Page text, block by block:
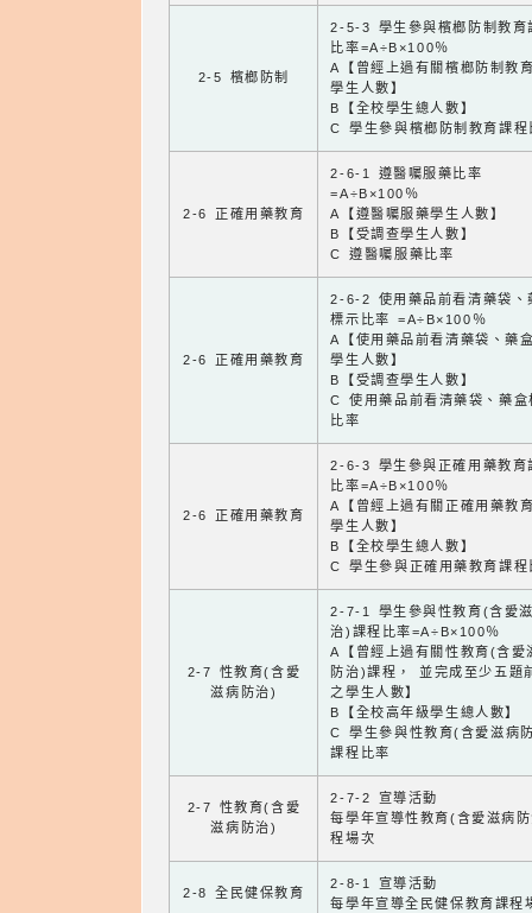
2-5 檳榔防制
2-5-3 學生參與檳榔防制教育
比率=A÷B×100％
A【曾經上過有關檳榔防制教
學生人數】
B【全校學生總人數】
C 學生參與檳榔防制教育課程
2-6 正確用藥教育
2-6-1 遵醫囑服藥比率
=A÷B×100％
A【遵醫囑服藥學生人數】
B【受調查學生人數】
C 遵醫囑服藥比率
2-6 正確用藥教育
2-6-2 使用藥品前看清藥袋、
標示比率 =A÷B×100％
A【使用藥品前看清藥袋、藥
學生人數】
B【受調查學生人數】
C 使用藥品前看清藥袋、藥盒
比率
2-6 正確用藥教育
2-6-3 學生參與正確用藥教育
比率=A÷B×100％
A【曾經上過有關正確用藥教
學生人數】
B【全校學生總人數】
C 學生參與正確用藥教育課程
2-7 性教育(含愛
滋病防治)
2-7-1 學生參與性教育(含愛
治)課程比率=A÷B×100％
A【曾經上過有關性教育(含愛
防治)課程， 並完成至少五題
之學生人數】
B【全校高年級學生總人數】
C 學生參與性教育(含愛滋病
課程比率
2-7 性教育(含愛
滋病防治)
2-7-2 宣導活動
每學年宣導性教育(含愛滋病
程場次
2-8 全民健保教育
2-8-1 宣導活動
每學年宣導全民健保教育課程